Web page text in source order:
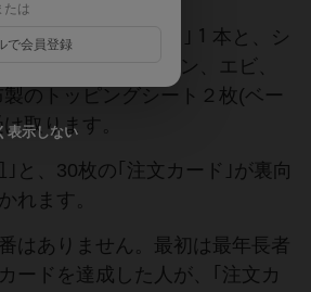
ラスチック製の｢串｣１本と、シ
ューブ｣４個(ピーマン、エビ、
製のトッピングシート２枚(ベー
取ります。
と、30枚の｢注文カード｣が裏向
れます。
はありません。最初は最年長者
ードを達成した人が、｢注文カ
たは
で会員登録
表示しない